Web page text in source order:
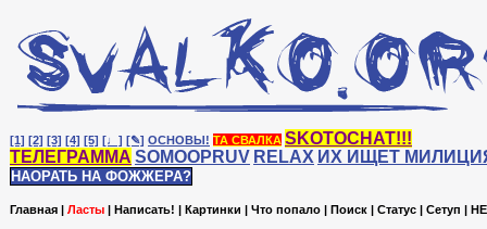
[1] [2] [3] [4] [5] [♩] [✎] ОСНОВЫ! ТА СВАЛКА SKOTOCHAT!!!
ТЕЛЕГРАММА SOMOOPRUV RELAX ИХ ИЩЕТ
НАОРАТЬ НА ФОЖЖЕРА?
Главная | Ласты | Написать! | Картинки | Что попало | Поиск | Статус | Сетуп |